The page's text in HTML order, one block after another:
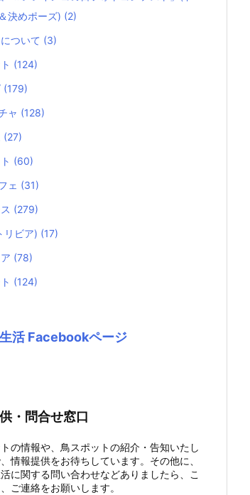
決めポーズ) (2)
ついて (3)
(124)
(179)
ャ (128)
(27)
(60)
ェ (31)
(279)
リビア) (17)
(78)
(124)
活 Facebookページ
・問合せ窓口
の情報や、鳥スポットの紹介・告知いたし
情報提供をお待ちしています。その他に、
に関する問い合わせなどありましたら、こ
ご連絡をお願いします。